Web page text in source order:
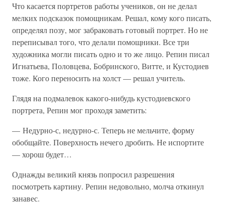
Что касается портретов работы учеников, он не делал
мелких подсказок помощникам. Решал, кому кого писать,
определял позу, мог забраковать готовый портрет. Но не
переписывал того, что делали помощники. Все три
художника могли писать одно и то же лицо. Репин писал
Игнатьева, Половцева, Бобринского, Витте, и Кустодиев
тоже. Кого переносить на холст — решал учитель.
Глядя на подмалевок какого-нибудь кустодиевского
портрета, Репин мог проходя заметить:
— Недурно-с, недурно-с. Теперь не мельчите, форму
обобщайте. Поверхность нечего дробить. Не испортите
— хорош будет…
Однажды великий князь попросил разрешения
посмотреть картину. Репин недовольно, молча откинул
занавес.